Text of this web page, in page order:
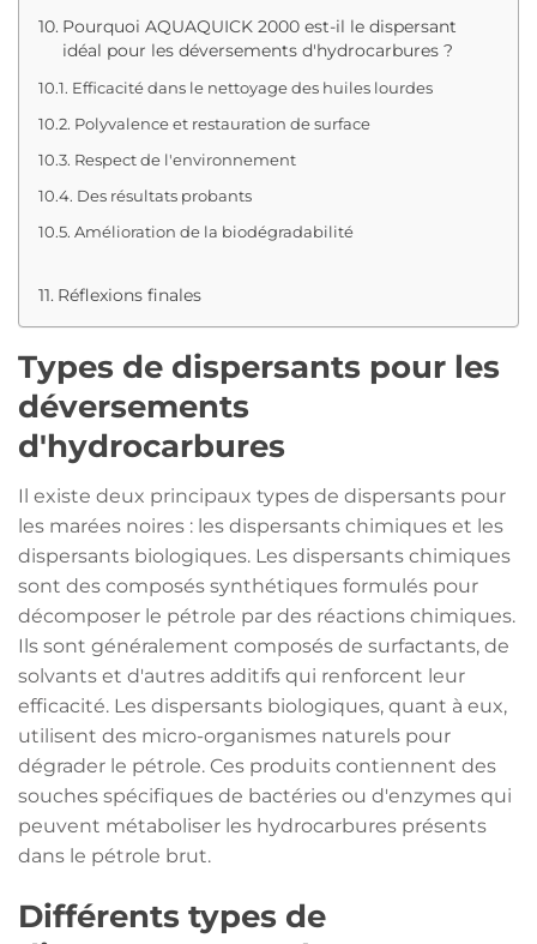
Pourquoi AQUAQUICK 2000 est-il le dispersant
idéal pour les déversements d'hydrocarbures ?
Efficacité dans le nettoyage des huiles lourdes
Polyvalence et restauration de surface
Respect de l'environnement
Des résultats probants
Amélioration de la biodégradabilité
Réflexions finales
Types de dispersants pour les
déversements
d'hydrocarbures
Il existe deux principaux types de dispersants pour
les marées noires : les dispersants chimiques et les
dispersants biologiques. Les dispersants chimiques
sont des composés synthétiques formulés pour
décomposer le pétrole par des réactions chimiques.
Ils sont généralement composés de surfactants, de
solvants et d'autres additifs qui renforcent leur
efficacité. Les dispersants biologiques, quant à eux,
utilisent des micro-organismes naturels pour
dégrader le pétrole. Ces produits contiennent des
souches spécifiques de bactéries ou d'enzymes qui
peuvent métaboliser les hydrocarbures présents
dans le pétrole brut.
Différents types de